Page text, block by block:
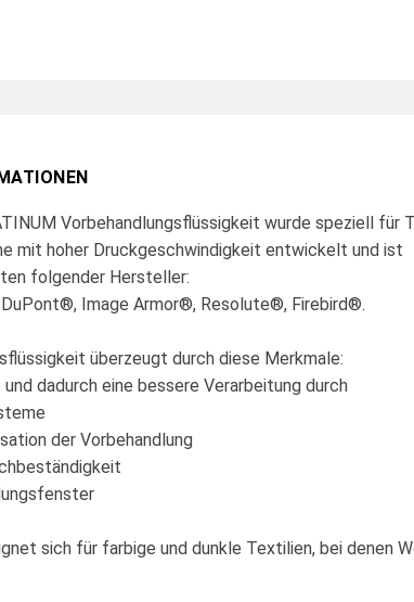
Vorbehandlungsflüssigkeit wurde speziell für
mit hoher Druckgeschwindigkeit entwickelt und ist
folgender Hersteller:
Image Armor®, Resolute®, Firebird®.
überzeugt durch diese Merkmale:
dadurch eine bessere Verarbeitung durch
der Vorbehandlung
sich für farbige und dunkle Textilien, bei denen